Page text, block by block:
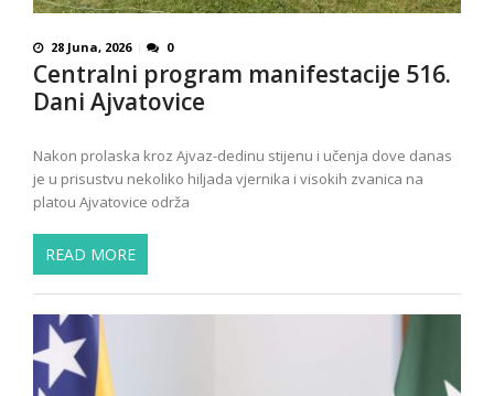
28 Juna, 2026 0
Centralni program manifestacije 516.
Dani Ajvatovice
Nakon prolaska kroz Ajvaz-dedinu stijenu i učenja dove danas
je u prisustvu nekoliko hiljada vjernika i visokih zvanica na
platou Ajvatovice održa
READ MORE